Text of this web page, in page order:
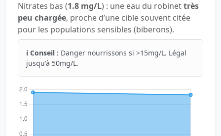
Nitrates bas (1.8 mg/L) : une eau du robinettrès
peu chargée, proche d’une cible souvent citée
pour les populations sensibles (biberons).
ℹ️ Conseil : Danger nourrissons si >15mg/L. Légal
jusqu'à 50mg/L.